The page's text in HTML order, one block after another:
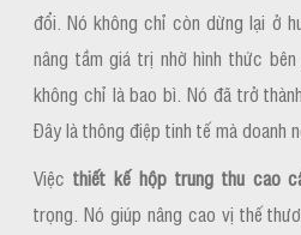
đổi. Nó không chỉ còn dừng lại ở
nâng tầm giá trị nhờ hình thức bên
không chỉ là bao bì. Nó đã trở
Đây là thông điệp tinh tế mà doanh
Việc thiết kế hộp trung thu cao
trọng. Nó giúp nâng cao vị thế